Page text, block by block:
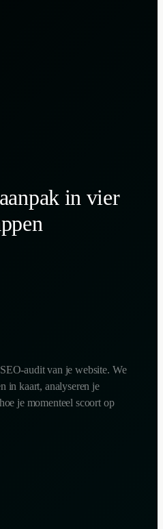
in vier
audit van je website. We
in kaart, analyseren je
je momenteel scoort op